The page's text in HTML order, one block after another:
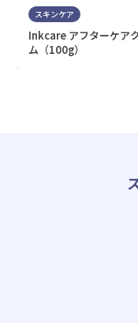
スキンケア
Inkcare アフターケア
ム（100g）